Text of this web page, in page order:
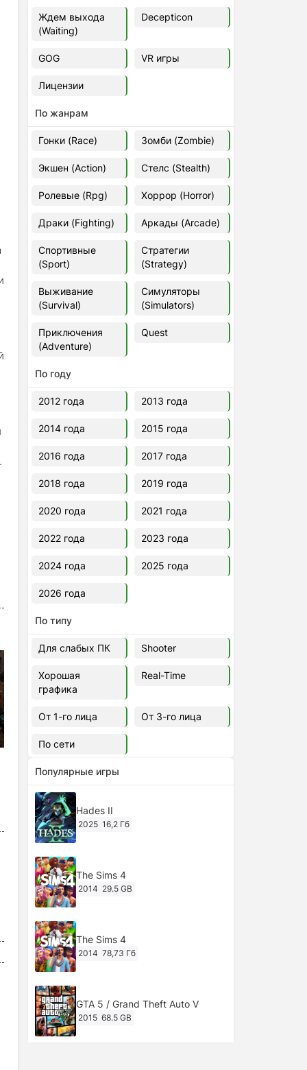
Cyberpunk 2077
49.4 GB
Ghost of Tsushima: Director's Cut
v.1053.9.0623.1807 [Папка
Euro Truck Simulator 2 v.1.60.1.7s
[Папка игры] (2012)
37,77 Гб
Forza Horizon 5 v.688.044
[Папка игры] (2021)
2021
V Rising
2024
Ждем выхода
(Waiting)
Decepticon
GOG VR игры
Лицензии
По жанрам
Гонки (Race) Зомби (Zombie)
Экшен (Action) Стелс (Stealth)
Ролевые (Rpg) Хоррор (Horror)
Драки (Fighting) Аркады (Arcade)
Спортивные
(Sport)
Стратегии
(Strategy)
Выживание
(Survival)
Симуляторы
(Simulators)
Приключения
(Adventure)
Quest
По году
2012 года 2013 года
2014 года 2015 года
2016 года 2017 года
2018 года 2019 года
2020 года 2021 года
2022 года 2023 года
2024 года 2025 года
2026 года
По типу
Для слабых ПК Shooter
Хорошая
графика
Real-Time
От 1-го лица От 3-го лица
По сети
Популярные игры
Hades II
2025 16,2 Гб
The Sims 4
2014 29.5 GB
The Sims 4
2014 78,73 Гб
GTA 5 / Grand Theft Auto V
2015 68.5 GB